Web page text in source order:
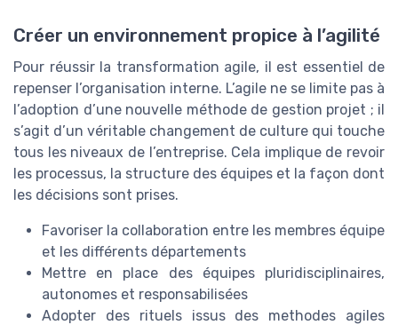
Créer un environnement propice à l’agilité
Pour réussir la transformation agile, il est essentiel de
repenser l’organisation interne. L’agile ne se limite pas à
l’adoption d’une nouvelle méthode de gestion projet ; il
s’agit d’un véritable changement de culture qui touche
tous les niveaux de l’entreprise. Cela implique de revoir
les processus, la structure des équipes et la façon dont
les décisions sont prises.
Favoriser la collaboration entre les membres équipe
et les différents départements
Mettre en place des équipes pluridisciplinaires,
autonomes et responsabilisées
Adopter des rituels issus des methodes agiles